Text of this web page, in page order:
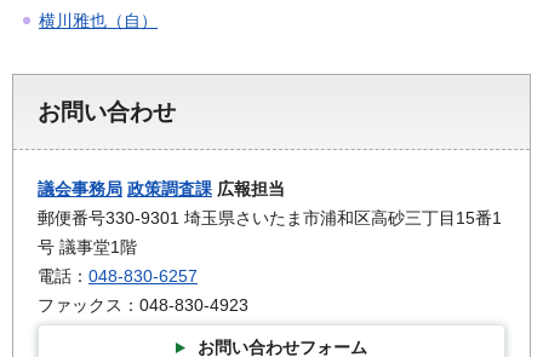
横川雅也（自）
お問い合わせ
議会事務局 政策調査課 広報担当
郵便番号330-9301 埼玉県さいたま市浦和区高砂三丁目15番1
号 議事堂1階
電話： 048-830-6257
ファックス：048-830-4923
お問い合わせフォーム